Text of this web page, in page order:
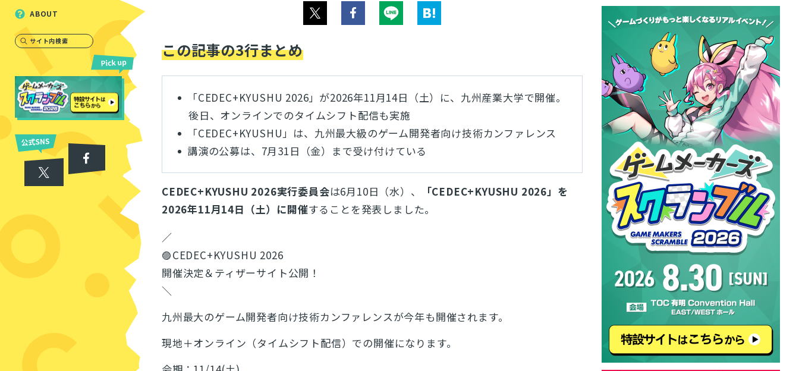
ABOUT
サイト内検索 この記事の3行まとめ
「CEDEC+KYUSHU 2026」が2026年11月14日（土）に、九州産業大学で開催。
後日、オンラインでのタイムシフト配信も実施
「CEDEC+KYUSHU」は、九州最大級のゲーム開発者向け技術カンファレンス
講演の公募は、7月31日（金）まで受け付けている
CEDEC+KYUSHU 2026実行委員会は6月10日（水）、
「CEDEC+KYUSHU 2026」を
2026年11月14日（土）に開催することを発表しました。
／
🟣CEDEC+KYUSHU 2026
開催決定＆ティザーサイト公開！
＼
九州最大のゲーム開発者向け技術カンファレンスが今年も開催されます。
現地＋オンライン（タイムシフト配信）での開催になります。